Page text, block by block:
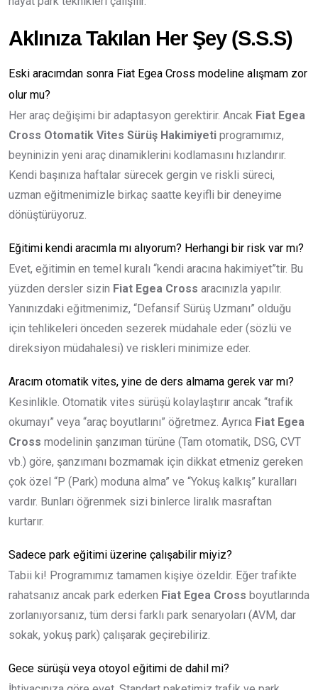
Aklınıza Takılan Her Şey (S.S.S)
Eski aracımdan sonra Fiat Egea Cross modeline alışmam zor
olur mu?
Her araç değişimi bir adaptasyon gerektirir. Ancak Fiat Egea
Cross Otomatik Vites Sürüş Hakimiyeti programımız,
beyninizin yeni araç dinamiklerini kodlamasını hızlandırır.
Kendi başınıza haftalar sürecek gergin ve riskli süreci,
uzman eğitmenimizle birkaç saatte keyifli bir deneyime
dönüştürüyoruz.
Eğitimi kendi aracımla mı alıyorum? Herhangi bir risk var mı?
Evet, eğitimin en temel kuralı “kendi aracına hakimiyet”tir. Bu
yüzden dersler sizin Fiat Egea Cross aracınızla yapılır.
Yanınızdaki eğitmenimiz, “Defansif Sürüş Uzmanı” olduğu
için tehlikeleri önceden sezerek müdahale eder (sözlü ve
direksiyon müdahalesi) ve riskleri minimize eder.
Aracım otomatik vites, yine de ders almama gerek var mı?
Kesinlikle. Otomatik vites sürüşü kolaylaştırır ancak “trafik
okumayı” veya “araç boyutlarını” öğretmez. Ayrıca Fiat Egea
Cross modelinin şanzıman türüne (Tam otomatik, DSG, CVT
vb.) göre, şanzımanı bozmamak için dikkat etmeniz gereken
çok özel “P (Park) moduna alma” ve “Yokuş kalkış” kuralları
vardır. Bunları öğrenmek sizi binlerce liralık masraftan
kurtarır.
Sadece park eğitimi üzerine çalışabilir miyiz?
Tabii ki! Programımız tamamen kişiye özeldir. Eğer trafikte
rahatsanız ancak park ederken Fiat Egea Cross boyutlarında
zorlanıyorsanız, tüm dersi farklı park senaryoları (AVM, dar
sokak, yokuş park) çalışarak geçirebiliriz.
Gece sürüşü veya otoyol eğitimi de dahil mi?